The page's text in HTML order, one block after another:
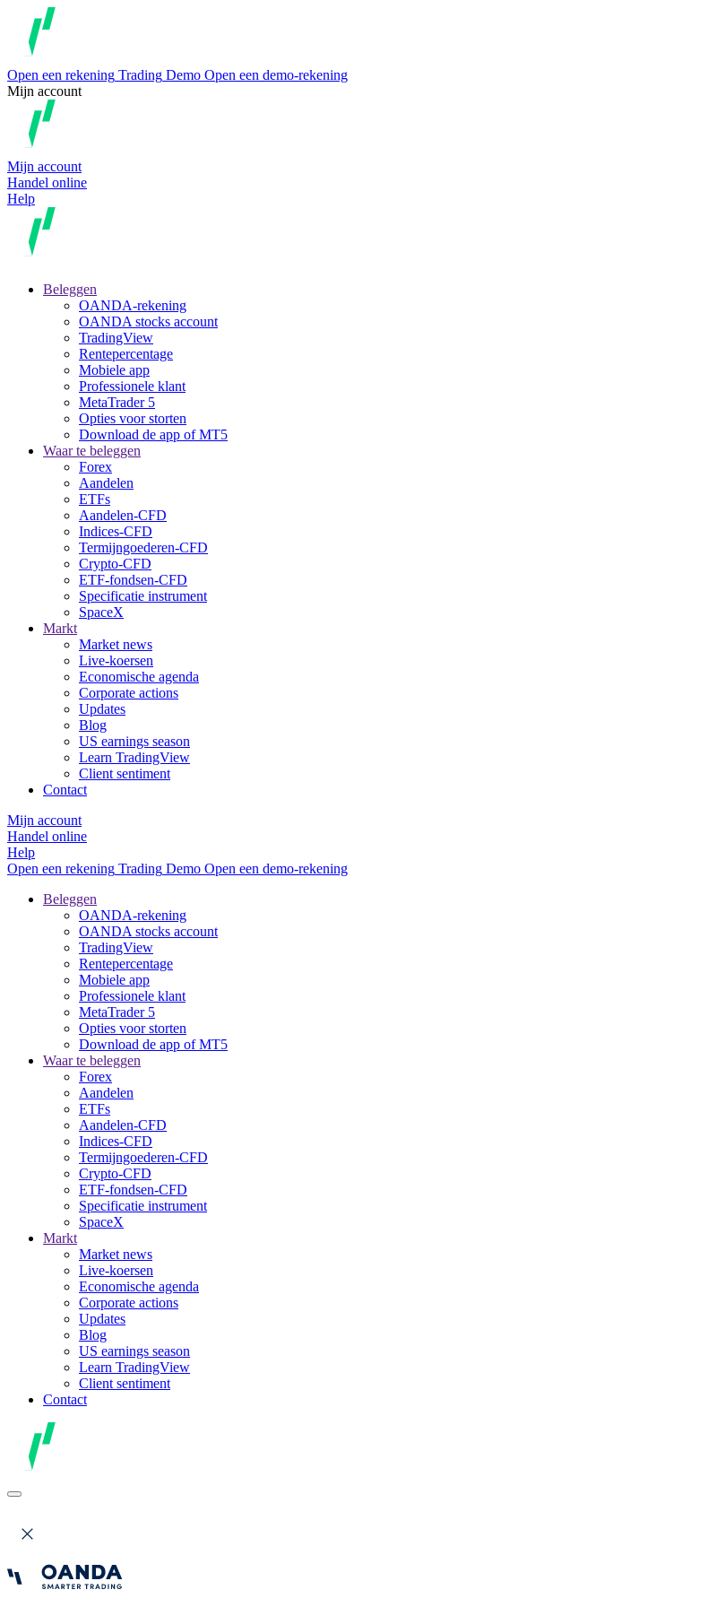
Open een rekening Trading Demo Open een demo-rekening
Mijn account
Mijn account
Handel online
Help
Beleggen
OANDA-rekening
OANDA stocks account
TradingView
Rentepercentage
Mobiele app
Professionele klant
MetaTrader 5
Opties voor storten
Download de app of MT5
Waar te beleggen
Forex
Aandelen
ETFs
Aandelen-CFD
Indices-CFD
Termijngoederen-CFD
Crypto-CFD
ETF-fondsen-CFD
Specificatie instrument
SpaceX
Markt
Market news
Live-koersen
Economische agenda
Corporate actions
Updates
Blog
US earnings season
Learn TradingView
Client sentiment
Contact
Mijn account
Handel online
Help
Open een rekening Trading Demo Open een demo-rekening
Beleggen
OANDA-rekening
OANDA stocks account
TradingView
Rentepercentage
Mobiele app
Professionele klant
MetaTrader 5
Opties voor storten
Download de app of MT5
Waar te beleggen
Forex
Aandelen
ETFs
Aandelen-CFD
Indices-CFD
Termijngoederen-CFD
Crypto-CFD
ETF-fondsen-CFD
Specificatie instrument
SpaceX
Markt
Market news
Live-koersen
Economische agenda
Corporate actions
Updates
Blog
US earnings season
Learn TradingView
Client sentiment
Contact